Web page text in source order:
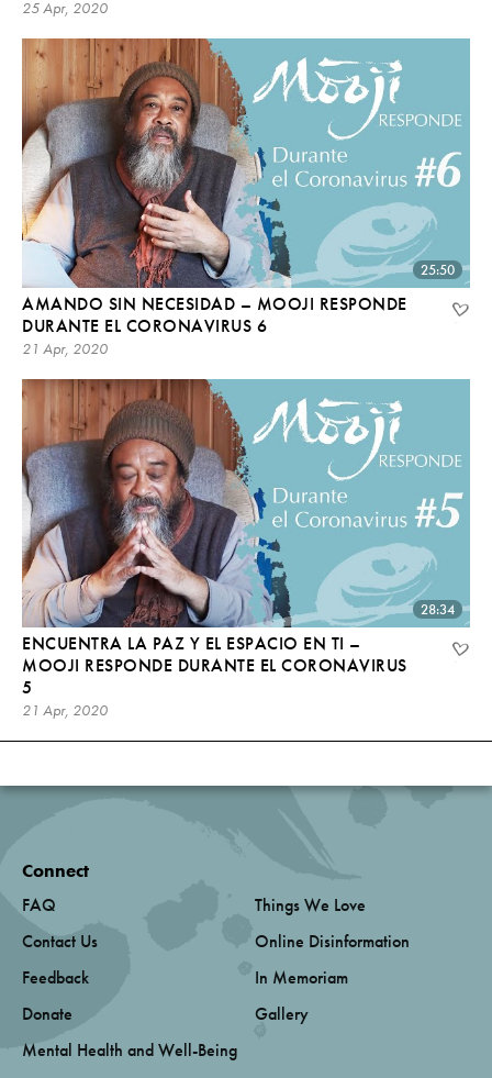
25 Apr, 2020
25:50
AMANDO SIN NECESIDAD – MOOJI RESPONDE
DURANTE EL CORONAVIRUS 6
21 Apr, 2020
28:34
ENCUENTRA LA PAZ Y EL ESPACIO EN TI –
MOOJI RESPONDE DURANTE EL CORONAVIRUS
5
21 Apr, 2020
Connect
FAQ
Contact Us
Feedback
Donate
Mental Health and Well-Being
Things We Love
Online Disinformation
In Memoriam
Gallery